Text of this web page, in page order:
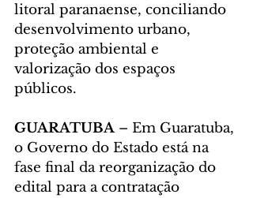
litoral paranaense, conciliando
desenvolvimento urbano,
proteção ambiental e
valorização dos espaços
públicos.
GUARATUBA – Em Guaratuba,
o Governo do Estado está na
fase final da reorganização do
edital para a contratação